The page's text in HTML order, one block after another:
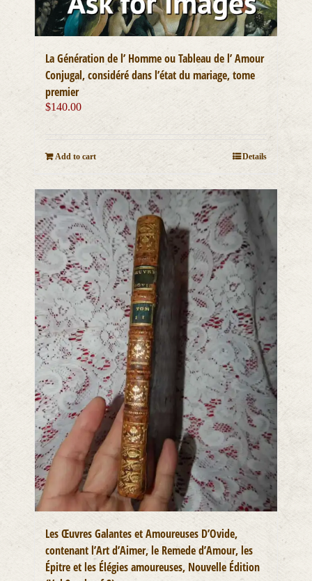
La Génération de l’ Homme ou Tableau de l’ Amour
Conjugal, considéré dans l’état du mariage, tome
premier
$140.00
Add to cart Details
Les Œuvres Galantes et Amoureuses D’Ovide,
contenant l’Art d’Aimer, le Remede d’Amour, les
Épitre et les Élégies amoureuses, Nouvelle Édition